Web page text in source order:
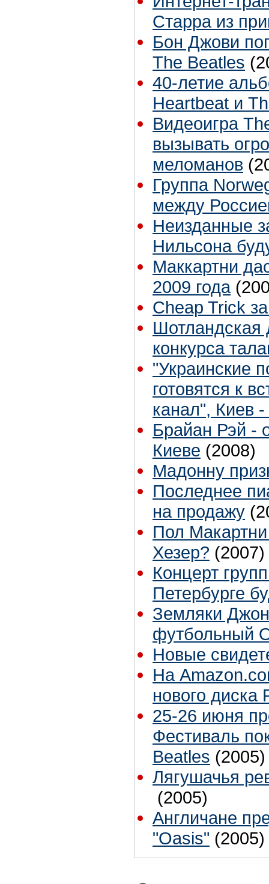
Старра из
Бон Джови
The Beatles
40-летие
Heartbeat и
Видеоигра
вызывать
меломанов
Группа
между
Неизданные
Нильсона
Маккартни
2009 года
Cheap Trick
Шотландская
конкурса
"Украинские
готовятся к
канал", Киев
Брайан Рэй -
Киеве (2008)
Мадонну
Последнее
на продажу
Пол
Хезер? (2007)
Концерт
Петербурге
Земляки
футбольный
Новые
На
нового диска
25-26 июня
Фестиваль
Beatles (2005)
Лягушачья
(2005)
Англичане
"Oasis" (2005)